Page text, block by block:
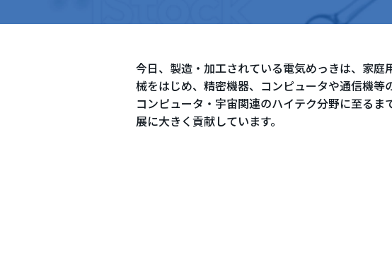
今日、製造・加工されている電気めっきは、家
械をはじめ、精密機器、コンピュータや通信機
コンピュータ・宇宙関連のハイテク分野に至る
展に大きく貢献しています。